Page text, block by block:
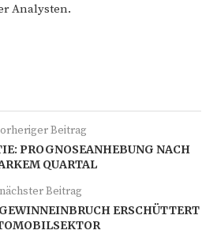
Analysten.
Beitrag
PROGNOSEANHEBUNG NACH
QUARTAL
nächster Beitrag
ERSCHÜTTERT